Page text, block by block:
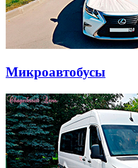
Микроавтобусы